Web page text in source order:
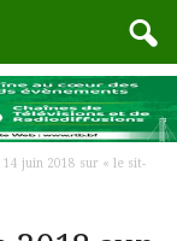
juin 2018 sur « le sit-